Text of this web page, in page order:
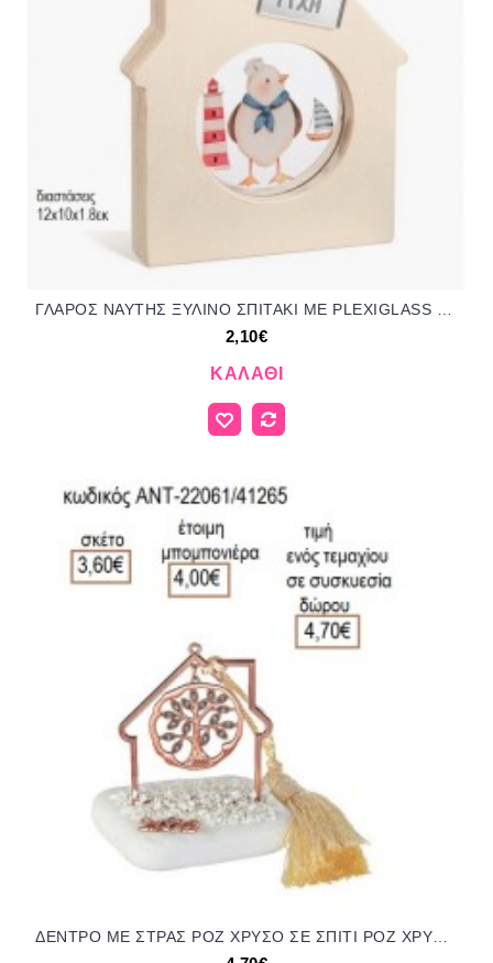
2,10€
ΚΑΛΆΘΙ